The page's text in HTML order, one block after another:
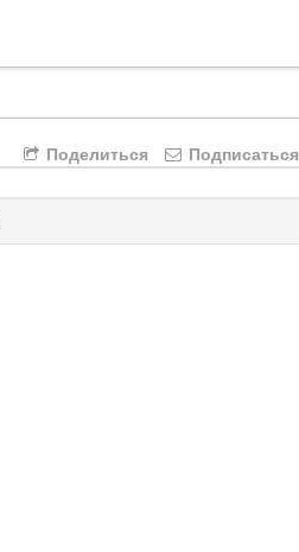
Подписаться
Поделиться